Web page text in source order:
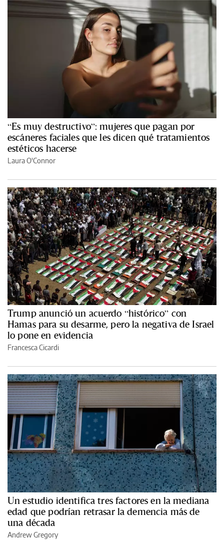
“Es muy destructivo”: mujeres que pagan por
escáneres faciales que les dicen qué tratamientos
estéticos hacerse
Laura O'Connor
Trump anunció un acuerdo “histórico” con
Hamas para su desarme, pero la negativa de Israel
lo pone en evidencia
Francesca Cicardi
Un estudio identifica tres factores en la mediana
edad que podrían retrasar la demencia más de
una década
Andrew Gregory